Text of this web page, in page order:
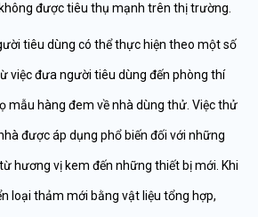
được tiêu thụ mạnh trên thị trường.
tiêu dùng có thể thực hiện theo một số
việc đưa người tiêu dùng đến phòng thí
mẫu hàng đem về nhà dùng thử. Việc thử
được áp dụng phổ biến đối với những
hương vị kem đến những thiết bị mới. Khi
loại thảm mới bằng vật liệu tổng hợp,